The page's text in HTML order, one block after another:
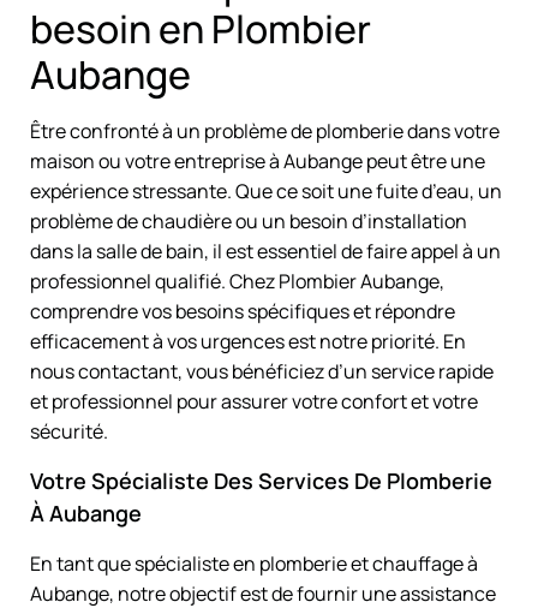
besoin en Plombier
Aubange
Être confronté à un problème de plomberie dans votre
maison ou votre entreprise à Aubange peut être une
expérience stressante. Que ce soit une fuite d’eau, un
problème de chaudière ou un besoin d’installation
dans la salle de bain, il est essentiel de faire appel à un
professionnel qualifié. Chez Plombier Aubange,
comprendre vos besoins spécifiques et répondre
efficacement à vos urgences est notre priorité. En
nous contactant, vous bénéficiez d’un service rapide
et professionnel pour assurer votre confort et votre
sécurité.
Votre Spécialiste Des Services De Plomberie
À Aubange
En tant que spécialiste en plomberie et chauffage à
Aubange, notre objectif est de fournir une assistance